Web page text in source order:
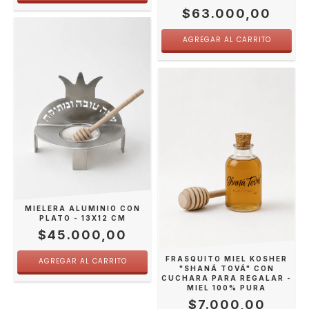
$63.000,00
MIELERA ALUMINIO CON
PLATO - 13X12 CM
$45.000,00
FRASQUITO MIEL KOSHER
"SHANÁ TOVÁ" CON
CUCHARA PARA REGALAR -
MIEL 100% PURA
$7.000,00